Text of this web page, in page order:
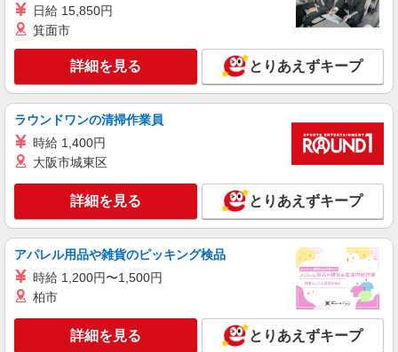
新宿ルミネ2店キャフェ （東京都新宿区新宿
キープ 詳細を見る
コンパスグループ・ジャパン株式会社 20418_p
NEW
(試用期間2ヶ月) 残業が発生した場合、残業代を1
分単位で別途支給します。
新宿ルミネ2店キャフェ （東京都新宿区新宿
3-38-2 新宿ルミネ2 3階）
キープ 詳細を見る
アルバイト
ケンタッキーフライドチキン 高田馬場四丁目店
カウンター・キッチンスタッフ ＜優先募集日
日給 15,850円
箕面市
詳細を見る とりあえずキープ
ラウンドワンの清掃作業員
時給 1,400円
大阪市城東区
詳細を見る とりあえずキープ
アパレル用品や雑貨のピッキング検品
時給 1,200円〜1,500円
柏市
詳細を見る とりあえずキープ